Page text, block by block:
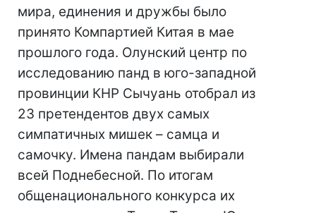
мира, единения и дружбы было
принято Компартией Китая в мае
прошлого года. Олунский центр по
исследованию панд в юго-западной
провинции КНР Сычуань отобрал из
23 претендентов двух самых
симпатичных мишек – самца и
самочку. Имена пандам выбирали
всей Поднебесной. По итогам
общенационального конкурса их